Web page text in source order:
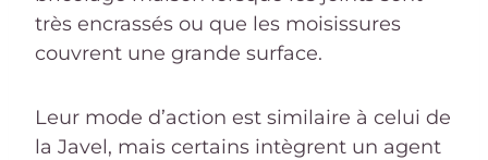
très encrassés ou que les moisissures
couvrent une grande surface.
Leur mode d’action est similaire à celui de
la Javel, mais certains intègrent un agent